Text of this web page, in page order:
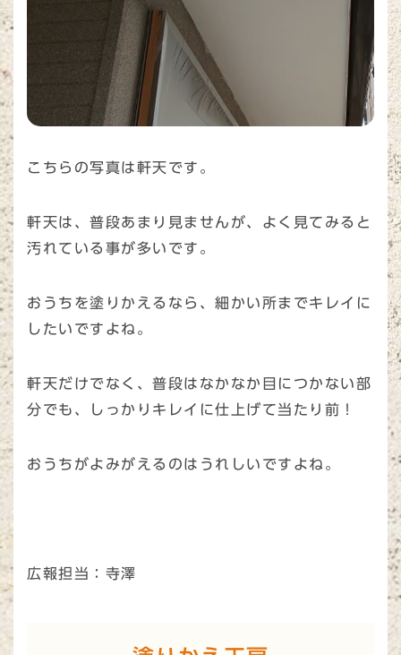
こちらの写真は軒天です。
軒天は、普段あまり見ませんが、よく見てみると
汚れている事が多いです。
おうちを塗りかえるなら、細かい所までキレイに
したいですよね。
軒天だけでなく、普段はなかなか目につかない部
分でも、しっかりキレイに仕上げて当たり前！
おうちがよみがえるのはうれしいですよね。
広報担当：寺澤